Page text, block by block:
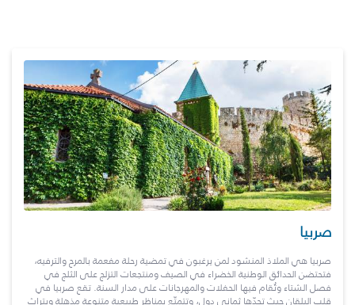
صربيا
صربيا هي الملاذ المنشود لمن يرغبون في تمضية رحلة مفعمة بالمرح والترفيه،
فتحتضن الحدائق الوطنية الخضراء في الصيف ومنتجعات التزلج على الثلج في
فصل الشتاء وتُقام فيها الحفلات والمهرجانات على مدار السنة. تقع صربيا في
قلب البلقان حيث تحدّها ثماني دول، وتتمتّع بمناظر طبيعية متنوعة مذهلة وبتراث